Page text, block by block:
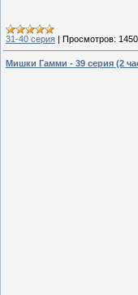
31-40 серия | Просмотров: 1450
Мишки Гамми - 39 серия (2